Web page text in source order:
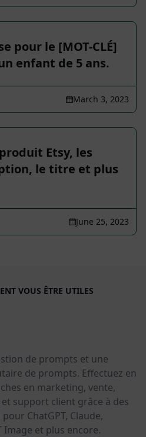
pour le [MOT-CLÉ]
enfant de 5 ans.
March 3, 2023
Etsy, les
le titre et plus
June 25, 2023
VOUS ÊTRE UTILES
de prompts et une
de prompts. Effectuez en
en marketing, vente,
support client grâce à des
ChatGPT, Claude,
Image et plus encore.